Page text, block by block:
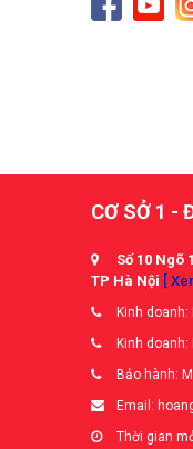
CƠ SỞ 1 -
Số 10 Ngõ
TP Hà Nội [
Kinh doanh:
Kinh
Bảo hành:
Email:
Thời gian